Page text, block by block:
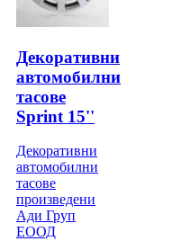
Декоративни
автомобилни
тасове
Sprint 15''
Декоративни
автомобилни
тасове
произведени
Ади Груп
ЕООД